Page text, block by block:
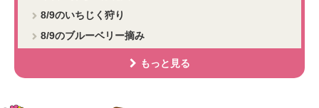
8/9のいちじく狩り
8/9のブルーベリー摘み